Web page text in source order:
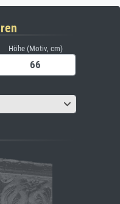
Höhe (Motiv, cm)